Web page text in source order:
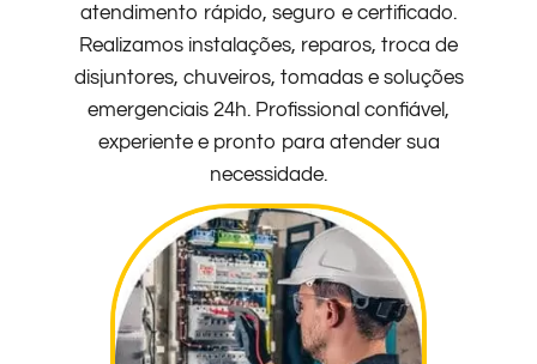
atendimento rápido, seguro e certificado.
Realizamos instalações, reparos, troca de
disjuntores, chuveiros, tomadas e soluções
emergenciais 24h. Profissional confiável,
experiente e pronto para atender sua
necessidade.